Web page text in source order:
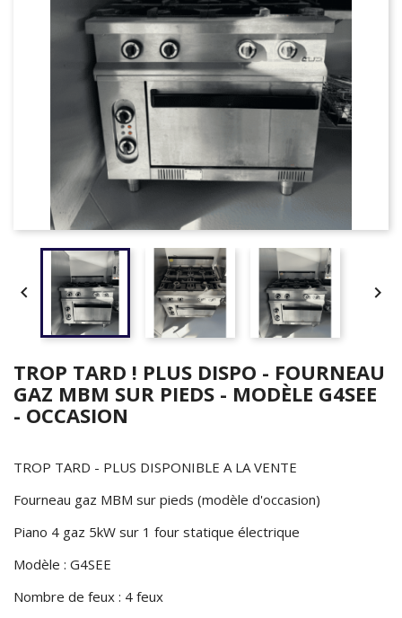
 
TROP TARD ! PLUS DISPO - FOURNEAU
GAZ MBM SUR PIEDS - MODÈLE G4SEE
- OCCASION
TROP TARD - PLUS DISPONIBLE A LA VENTE
Fourneau gaz MBM sur pieds (modèle d'occasion)
Piano 4 gaz 5kW sur 1 four statique électrique
Modèle : G4SEE
Nombre de feux : 4 feux